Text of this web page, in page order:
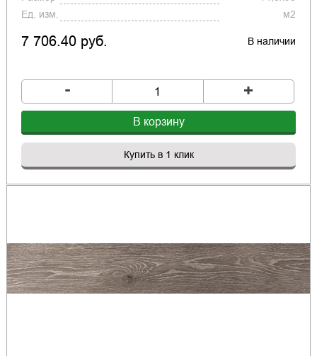
Ед. изм.
м2
7 706.40 руб. В наличии
- +
В корзину
Купить в 1 клик